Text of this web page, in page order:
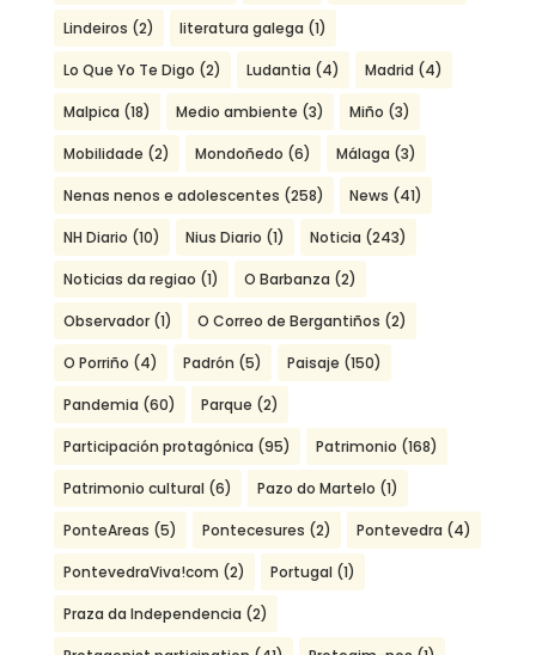
Lindeiros (2) literatura galega (1)
Lo Que Yo Te Digo (2) Ludantia (4) Madrid (4)
Malpica (18) Medio ambiente (3) Miño (3)
Mobilidade (2) Mondoñedo (6) Málaga (3)
Nenas nenos e adolescentes (258) News (41)
NH Diario (10) Nius Diario (1) Noticia (243)
Noticias da regiao (1) O Barbanza (2)
Observador(1) O Correo de Bergantiños (2)
O Porriño (4) Padrón (5) Paisaje (150)
Pandemia (60) Parque (2)
Participación protagónica (95) Patrimonio (168)
Patrimonio cultural (6) Pazo do Martelo (1)
PonteAreas (5) Pontecesures (2) Pontevedra (4)
PontevedraViva!com (2) Portugal (1)
Praza da Independencia (2)